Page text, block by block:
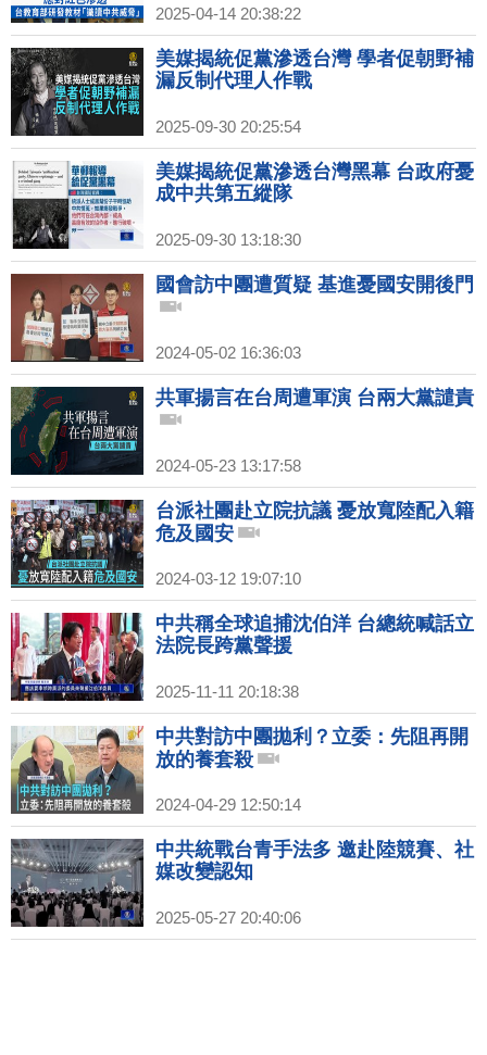
2025-04-14 20:38:22
美媒揭統促黨滲透台灣 學者促朝野補
漏反制代理人作戰
2025-09-30 20:25:54
美媒揭統促黨滲透台灣黑幕 台政府憂
成中共第五縱隊
2025-09-30 13:18:30
國會訪中團遭質疑 基進憂國安開後門
2024-05-02 16:36:03
共軍揚言在台周遭軍演 台兩大黨譴責
2024-05-23 13:17:58
台派社團赴立院抗議 憂放寬陸配入籍
危及國安
2024-03-12 19:07:10
中共稱全球追捕沈伯洋 台總統喊話立
法院長跨黨聲援
2025-11-11 20:18:38
中共對訪中團拋利？立委：先阻再開
放的養套殺
2024-04-29 12:50:14
中共統戰台青手法多 邀赴陸競賽、社
媒改變認知
2025-05-27 20:40:06